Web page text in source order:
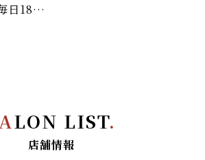
【脱・アイロン】毎日180度で巻くより、実は「半年に1回のパーマ」の方が髪に優しい理由
ALON LIST.
店舗情報